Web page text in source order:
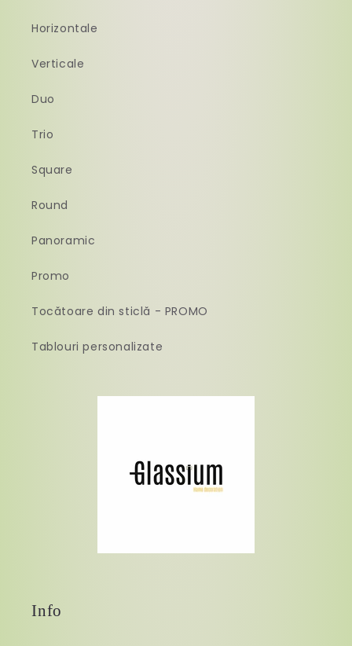
Horizontale
Verticale
Duo
Trio
Square
Round
Panoramic
Promo
Tocătoare din sticlă - PROMO
Tablouri personalizate
Info